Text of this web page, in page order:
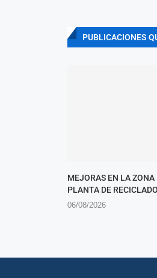
PUBLICACIONES
MEJORAS EN LA ZONA
PLANTA DE RECICLADO
06/08/2026